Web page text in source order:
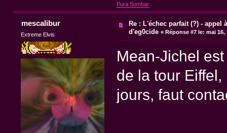
Pura Sombar
mescalibur
Extreme Elvis
Re : L'échec parfait (?) - appel
d'eg0cide «Réponse #7 le: mai 16,
Mean-Jichel
de la tour
jours, faut